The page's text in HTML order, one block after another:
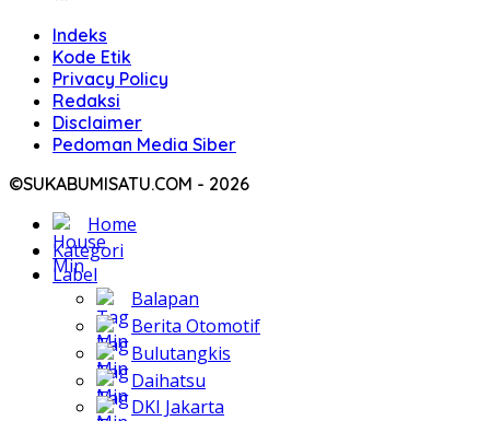
Indeks
Kode Etik
Privacy Policy
Redaksi
Disclaimer
Pedoman Media Siber
©SUKABUMISATU.COM - 2026
Home
Kategori
Label
Balapan
Berita Otomotif
Bulutangkis
Daihatsu
DKI Jakarta